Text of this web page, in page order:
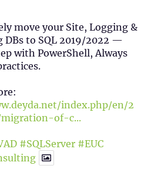
move your Site, Logging &
to SQL 2019/2022 —
with PowerShell, Always
index.php/en/2
of-c...
#SQLServer #EUC